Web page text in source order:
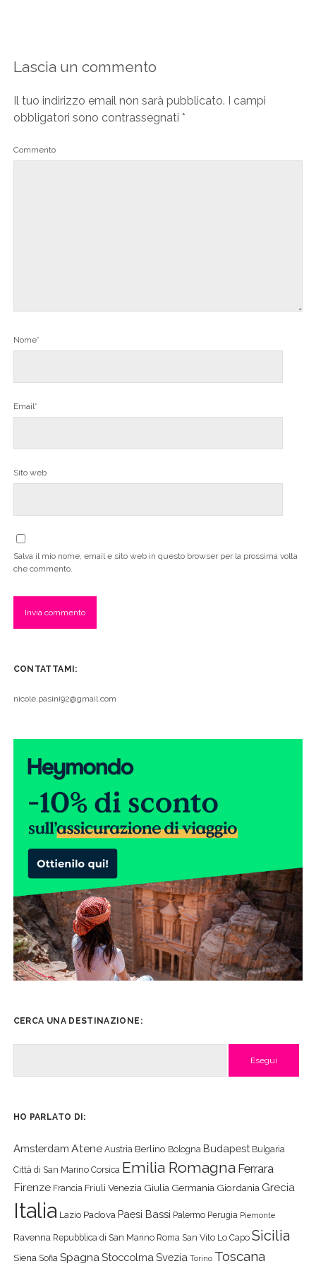
Lascia un commento
Il tuo indirizzo email non sarà pubblicato. I campi
obbligatori sono contrassegnati *
Commento
Nome*
Email*
Sito web
Salva il mio nome, email e sito web in questo browser per la prossima volta
che commento.
CONTATTAMI:
nicole.pasini92@gmail.com
CERCA UNA DESTINAZIONE:
HO PARLATO DI:
Amsterdam Atene Austria Berlino Bologna Budapest Bulgaria
Città di San Marino Corsica Emilia Romagna Ferrara
Firenze Francia Friuli Venezia Giulia Germania Giordania Grecia
Italia Lazio Padova Paesi Bassi Palermo Perugia Piemonte
Ravenna Repubblica di San Marino Roma San Vito Lo Capo Sicilia
Siena Sofia SpagnaStoccolma Svezia Torino Toscana